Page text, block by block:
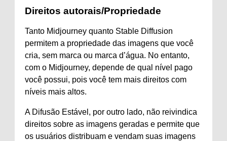
Direitos autorais/Propriedade
Tanto Midjourney quanto Stable Diffusion
permitem a propriedade das imagens que você
cria, sem marca ou marca d’água. No entanto,
com o Midjourney, depende de qual nível pago
você possui, pois você tem mais direitos com
níveis mais altos.
A Difusão Estável, por outro lado, não reivindica
direitos sobre as imagens geradas e permite que
os usuários distribuam e vendam suas imagens